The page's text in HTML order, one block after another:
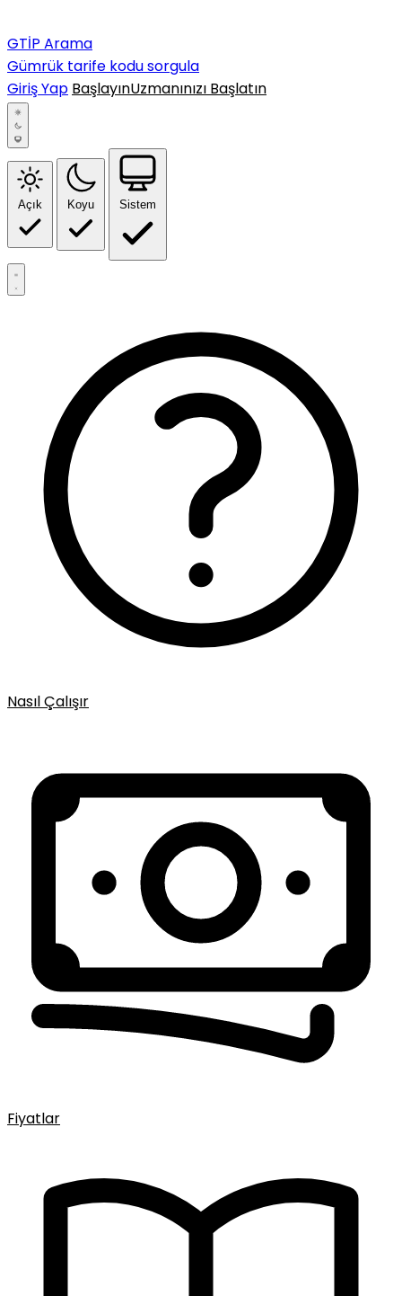
GTİP Arama
Gümrük tarife kodu sorgula
Giriş Yap BaşlayınUzmanınızı Başlatın
Açık Koyu Sistem
Nasıl Çalışır
Fiyatlar